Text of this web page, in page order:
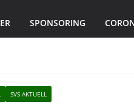
SPONSORING
SVS AKTUELL